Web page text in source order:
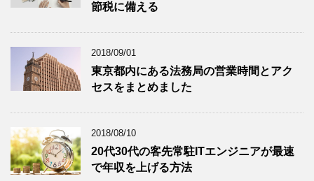
節税に備える
2018/09/01
東京都内にある法務局の営業時間とアク
セスをまとめました
2018/08/10
20代30代の客先常駐ITエンジニアが最速
で年収を上げる方法